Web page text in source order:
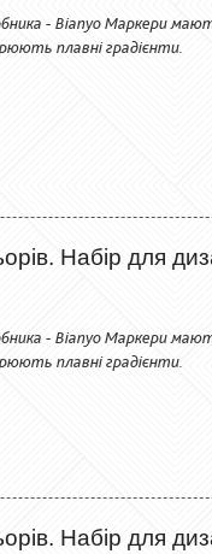
- Bianyo Маркери
плавні градієнти.
Набір для
- Bianyo Маркери
плавні градієнти.
Набір для